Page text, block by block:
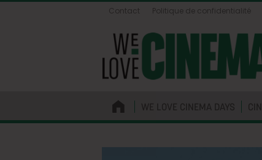
Contact Politique de confidentialité
WE LOVE CINEMA DAYS